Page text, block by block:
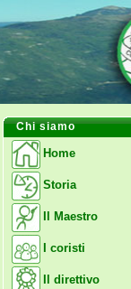
Chi siamo
Home
Storia
Il Maestro
I coristi
Il direttivo